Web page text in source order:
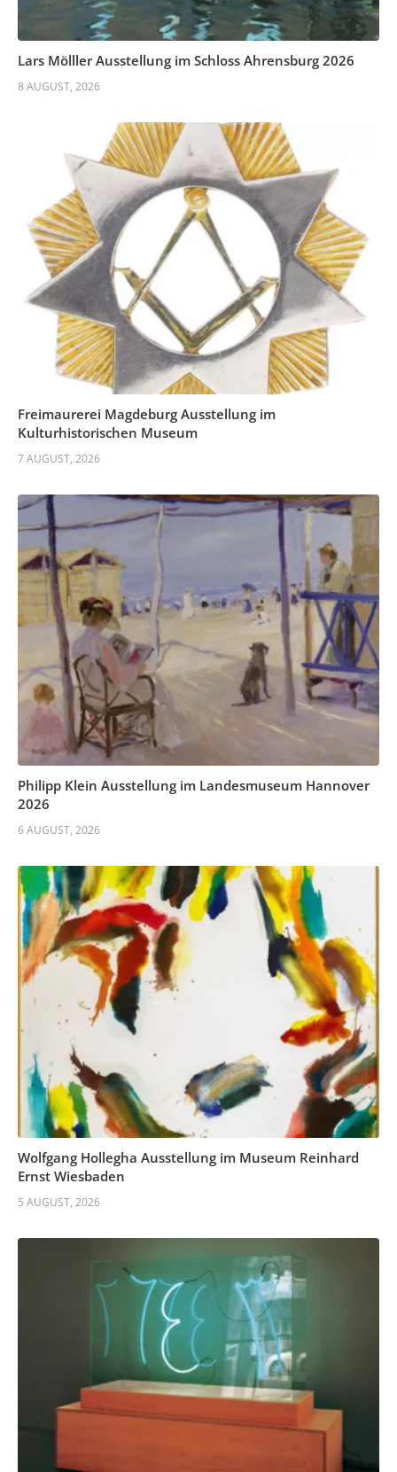
Lars Mölller Ausstellung im Schloss Ahrensburg 2026
8 AUGUST, 2026
Freimaurerei Magdeburg Ausstellung im
Kulturhistorischen Museum
7 AUGUST, 2026
Philipp Klein Ausstellung im Landesmuseum Hannover
2026
6 AUGUST, 2026
Wolfgang Hollegha Ausstellung im Museum Reinhard
Ernst Wiesbaden
5 AUGUST, 2026